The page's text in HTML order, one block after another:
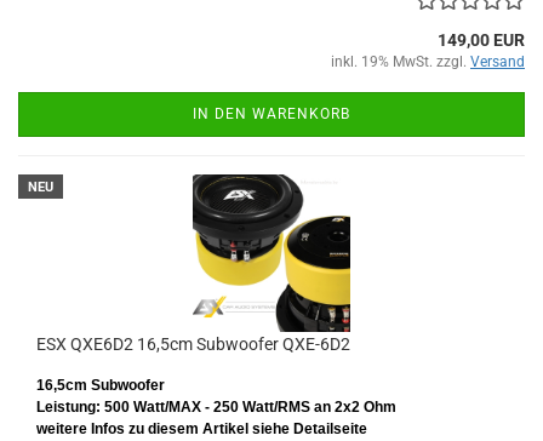
149,00 EUR
inkl. 19% MwSt. zzgl. Versand
IN DEN WARENKORB
NEU
ESX QXE6D2 16,5cm Subwoofer QXE-6D2
16,5cm Subwoofer
Leistung: 500 Watt/MAX - 250 Watt/RMS an 2x2 Ohm
weitere Infos zu diesem Artikel siehe Detailseite